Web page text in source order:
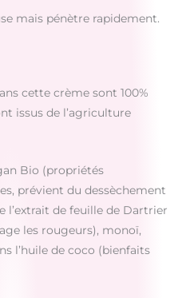
mais pénètre rapidement.
cette crème sont 100%
issus de l’agriculture
Bio (propriétés
prévient du dessèchement
l’extrait de feuille de Dartrier
les rougeurs), monoï,
l’huile de coco (bienfaits